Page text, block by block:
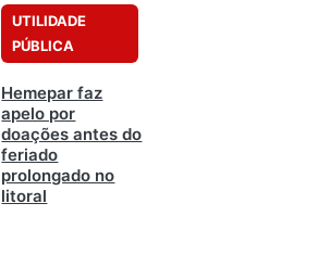
UTILIDADE
PÚBLICA
Hemepar faz
apelo por
doações antes do
feriado
prolongado no
litoral